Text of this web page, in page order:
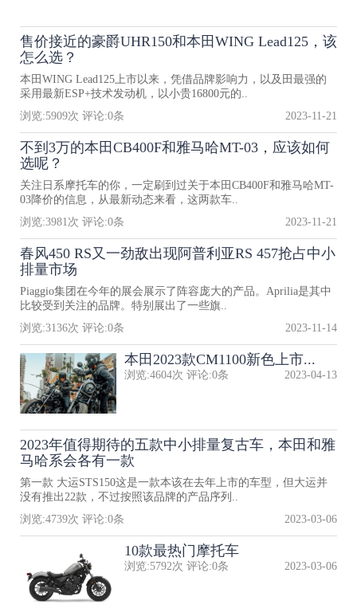
售价接近的豪爵UHR150和本田WING Lead125，该
怎么选？
本田WING Lead125上市以来，凭借品牌影响力，以及田最强的
采用最新ESP+技术发动机，以小贵16800元的..
浏览:5909次 评论:0条 2023-11-21
不到3万的本田CB400F和雅马哈MT-03，应该如何
选呢？
关注日系摩托车的你，一定刷到过关于本田CB400F和雅马哈MT-
03降价的信息，从最新动态来看，这两款车..
浏览:3981 次 评论:0条 2023-11-21
春风450 RS又一劲敌出现阿普利亚RS 457抢占中小
排量市场
Piaggio集团在今年的展会展示了阵容庞大的产品。Aprilia是其中
比较受到关注的品牌。特别展出了一些旗..
浏览:3136次 评论:0条 2023-11-14
本田2023款CM1100新色上市...
浏览:4604次 评论:0条 2023-04-13
2023年值得期待的五款中小排量复古车，本田和雅
马哈系会各有一款
第一款 大运STS150这是一款本该在去年上市的车型，但大运并
没有推出22款，不过按照该品牌的产品序列..
浏览:4739次 评论:0条 2023-03-06
10款最热门摩托车
浏览:5792次 评论:0条 2023-03-06